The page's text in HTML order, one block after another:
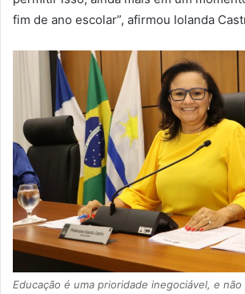
fim de ano escolar”, afirmou Iolanda
Educação é uma prioridade inegociável, e